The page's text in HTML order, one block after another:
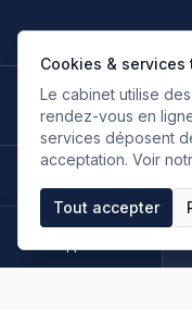
Cookies & services
Le cabinet utilise
rendez-vous en
services déposent
acceptation. Voir
Tout accepter
LANGUES DE TRAVAIL
🇫🇷
Français
FR🇬🇧
Anglais
EN🇮🇹
ItalienIT
Site conçu sur une idée
Mentions légalesCGU &
Espace clientsPaiement
Appeler